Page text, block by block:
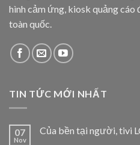
hình cảm ứng, kiosk quảng
toàn quốc.
TIN TỨC MỚI NHẤT
07
Nov
Của bền tại người, tivi